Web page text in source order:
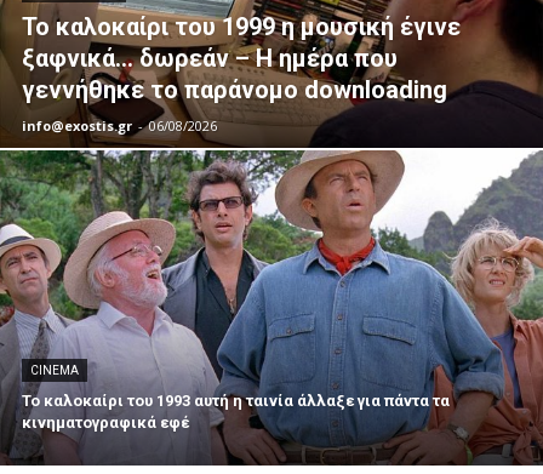
Το καλοκαίρι του 1999 η μουσική έγινε
ξαφνικά… δωρεάν – Η ημέρα που
γεννήθηκε το παράνομο downloading
info@exostis.gr - 06/08/2026
CINEMA
Το καλοκαίρι του 1993 αυτή η ταινία άλλαξε για πάντα τα
κινηματογραφικά εφέ